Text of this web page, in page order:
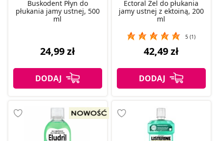
Buskodent Płyn do
płukania jamy ustnej, 500
ml
24,99 zł
Ectoral Żel do płukania
jamy ustnej z ektoiną, 200
ml
5 (1)
42,49 zł